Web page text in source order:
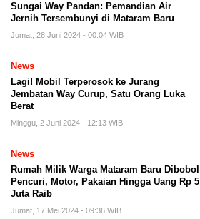
Sungai Way Pandan: Pemandian Air
Jernih Tersembunyi di Mataram Baru
Jumat, 28 Juni 2024 - 00:04 WIB
News
Lagi! Mobil Terperosok ke Jurang
Jembatan Way Curup, Satu Orang Luka
Berat
Minggu, 2 Juni 2024 - 12:13 WIB
News
Rumah Milik Warga Mataram Baru Dibobol
Pencuri, Motor, Pakaian Hingga Uang Rp 5
Juta Raib
Jumat, 17 Mei 2024 - 09:36 WIB